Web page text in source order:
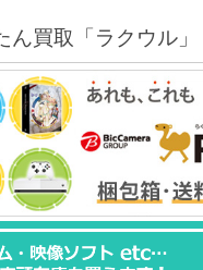
ん買取「ラクウル」